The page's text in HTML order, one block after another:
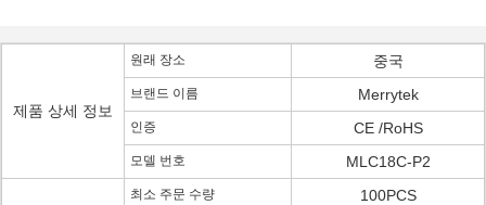
제품 상세 정보
원래 장소 중국
브랜드 이름 Merrytek
인증 CE /RoHS
모델 번호 MLC18C-P2
최소 주문 수량 100PCS